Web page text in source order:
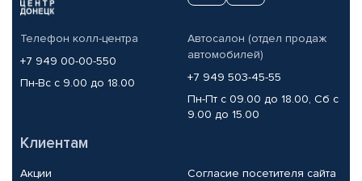
Телефон колл-центра
+7 949 00-00-550
Пн-Вс с 9.00 до 18.00
Автосалон (отдел продаж
автомобилей)
+7 949 503-45-55
Пн-Пт с 09.00 до 18.00, Сб с
9.00 до 15.00
Клиентам
Акции
Согласие посетителя сайта